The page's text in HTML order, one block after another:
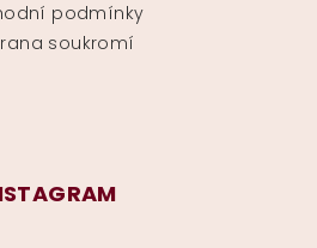
podmínky
soukromí